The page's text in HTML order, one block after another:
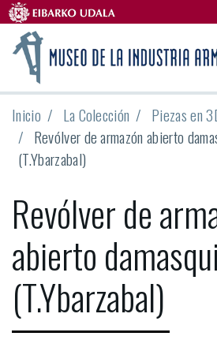
Inicio La Colección
Piezas en
Revólver de armazón abierto
(T.Ybarzabal)
Revólver de
abierto
(T.Ybarzabal)